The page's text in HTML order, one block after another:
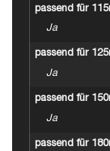
passend für
Ja
passend für
Ja
passend für
Ja
passend für